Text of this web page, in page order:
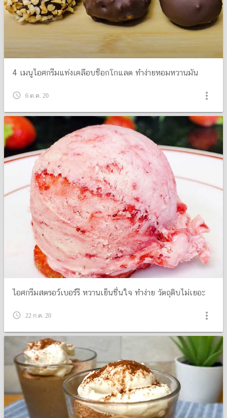
4 เมนูไอศกรีมแท่งเคลือบช็อกโกแลต ทำง่ายหอมหวานมัน
query_builder 6 ต.ค. 20 more_vert
ไอศกรีมสตรอว์เบอร์รี หวานเย็นชื่นใจ ทำง่าย วัตถุดิบไม่เยอะ
query_builder 22 ก.ค. 20 more_vert